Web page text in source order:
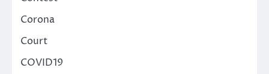
Corona
Court
COVID19